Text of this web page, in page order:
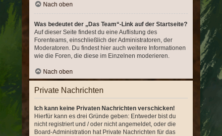
Nach oben
Was bedeutet der „Das Team“-Link auf der Startseite?
Auf dieser Seite findest du eine Auflistung des
Forenteams, einschließlich der Administratoren, der
Moderatoren. Du findest hier auch weitere Informationen
wie die Foren, die diese im Einzelnen moderieren.
Nach oben
Private Nachrichten
Ich kann keine Privaten Nachrichten verschicken!
Hierfür kann es drei Gründe geben: Entweder bist du
nicht registriert und / oder nicht angemeldet, oder die
Board-Administration hat Private Nachrichten für das